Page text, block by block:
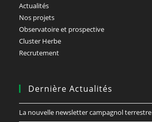
Actualités
Nos projets
Observatoire et prospective
Cluster Herbe
Recrutement
Dernière Actualités
La nouvelle newsletter campagnol terrestre